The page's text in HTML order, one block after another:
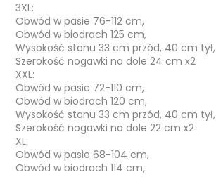
3XL:
Obwód w pasie 76-112 cm,
Obwód w biodrach 125 cm,
Wysokość stanu 33 cm przód, 40 cm tył,
Szerokość nogawki na dole 24 cm x2
XXL:
Obwód w pasie 72-110 cm,
Obwód w biodrach 120 cm,
Wysokość stanu 33 cm przód, 40 cm tył,
Szerokość nogawki na dole 22 cm x2
XL:
Obwód w pasie 68-104 cm,
Obwód w biodrach 114 cm,